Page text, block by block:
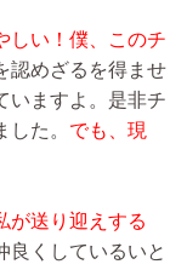
しい！僕、このチ
認めざるを得ませ
いますよ。是非チ
た。 でも、現
が送り迎えする
良くしているいと